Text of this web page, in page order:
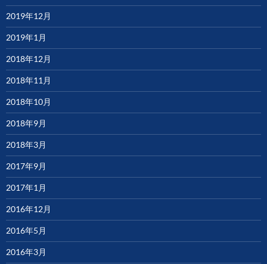
2019年12月
2019年1月
2018年12月
2018年11月
2018年10月
2018年9月
2018年3月
2017年9月
2017年1月
2016年12月
2016年5月
2016年3月